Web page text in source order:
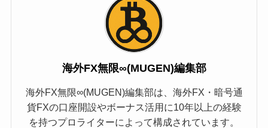
海外FX無限∞(MUGEN)編集部
海外FX無限∞(MUGEN)編集部は、海外FX・暗号通
貨FXの口座開設やボーナス活用に10年以上の経験
を持つプロライターによって構成されています。